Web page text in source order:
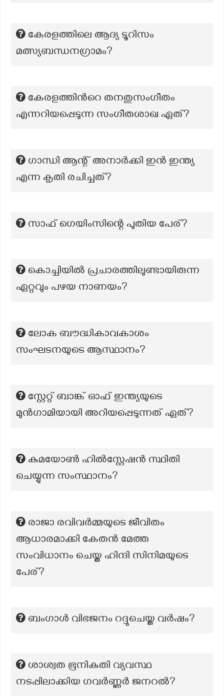
കേരളത്തിലെ ആദ്യ ടൂറിസം
മത്സ്യബന്ധനഗ്രാമം?
കേരളത്തിൻറെ തനതുസംഗീതം
എന്നറിയപ്പെടുന്ന സംഗീതശാഖ ഏത്?
ഗാന്ധി ആന്റ് അനാർക്കി ഇൻ ഇന്ത്യ
എന്ന കൃതി രചിച്ചത്?
സാഫ് ഗെയിംസിന്റെ പുതിയ പേര്?
കൊച്ചിയിൽ പ്രചാരത്തിലുണ്ടായിരുന്ന
ഏറ്റവും പഴയ നാണയം?
ലോക ബൗദ്ധികാവകാശം
സംഘടനയുടെ ആസ്ഥാനം?
സ്റ്റേറ്റ് ബാങ്ക് ഓഫ് ഇന്ത്യയുടെ
മുൻഗാമിയായി അറിയപ്പെടുന്നത് ഏത്?
കുമയോൺ ഹിൽസ്റ്റേഷൻ സ്ഥിതി
ചെയ്യുന്ന സംസ്ഥാനം?
രാജാ രവിവർമ്മയുടെ ജീവിതം
ആധാരമാക്കി കേതൻ മേത്ത
സംവിധാനം ചെയ്ത ഹിന്ദി സിനിമയുടെ
പേര്?
ബംഗാൾ വിഭജനം റദ്ദുചെയ്ത വർഷം?
ശാശ്വത ഭൂനികുതി വ്യവസ്ഥ
നടപ്പിലാക്കിയ ഗവർണ്ണർ ജനറൽ?